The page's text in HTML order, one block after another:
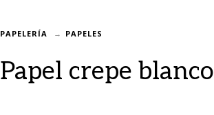
PAPELERÍA PAPELES
Papel crepe blanco